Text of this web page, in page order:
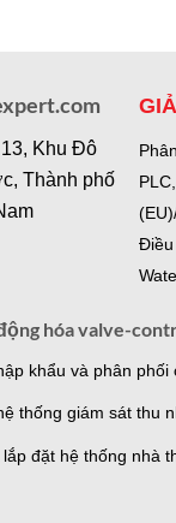
Khu Đô
Thành phố
Điều
hóa valve-
khẩu và phân
thống giám sát thu
đặt hệ thống nhà